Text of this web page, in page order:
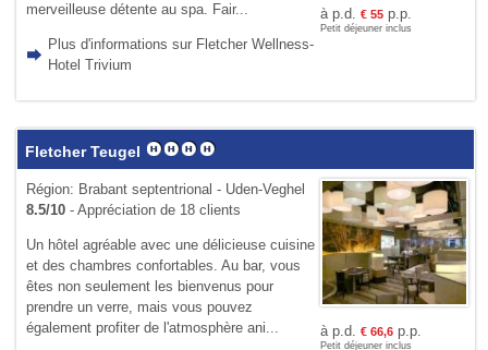
merveilleuse détente au spa. Fair...
Plus d'informations sur Fletcher Wellness-
Hotel Trivium
à p.d. € 55p.p.
Petit déjeuner inclus
Fletcher Teugel
Région: Brabant septentrional - Uden-Veghel
8.5/10- Appréciation de 18 clients
Un hôtel agréable avec une délicieuse cuisine
et des chambres confortables. Au bar, vous
êtes non seulement les bienvenus pour
prendre un verre, mais vous pouvez
également profiter de l'atmosphère ani...
à p.d. € 66,6p.p.
Petit déjeuner inclus